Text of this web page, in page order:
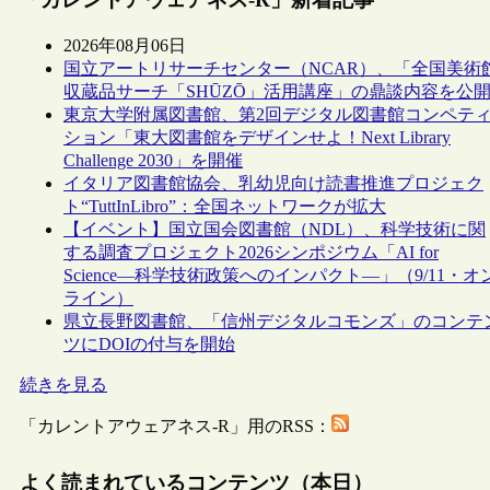
2026年08月06日
国立アートリサーチセンター（NCAR）、「全国美術
収蔵品サーチ「SHŪZŌ」活用講座」の鼎談内容を公開
東京大学附属図書館、第2回デジタル図書館コンペティ
ション「東大図書館をデザインせよ！Next Library
Challenge 2030」を開催
イタリア図書館協会、乳幼児向け読書推進プロジェク
ト“TuttInLibro”：全国ネットワークが拡大
【イベント】国立国会図書館（NDL）、科学技術に関
する調査プロジェクト2026シンポジウム「AI for
Science―科学技術政策へのインパクト―」（9/11・オ
ライン）
県立長野図書館、「信州デジタルコモンズ」のコンテ
ツにDOIの付与を開始
続きを見る
「カレントアウェアネス-R」用のRSS：
よく読まれているコンテンツ（本日）